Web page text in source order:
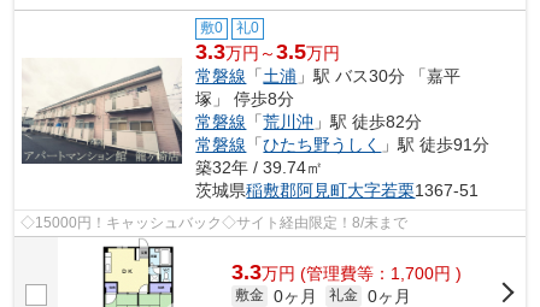
敷0 礼0
3.3万円～3.5万円
常磐線 「土浦 」駅 バス30分 「嘉平
塚」 停歩8分
常磐線 「荒川沖 」駅 徒歩82分
常磐線 「ひたち野うしく
」駅 徒歩91分
築32年 / 39.74㎡
茨城県稲敷郡阿見町大字若栗1367-51
◇15000円！キャッシュバック◇サイト経由限定！8/末まで
3.3万円 (管理費等：1,700円 )
敷金 0ヶ月 礼金 0ヶ月